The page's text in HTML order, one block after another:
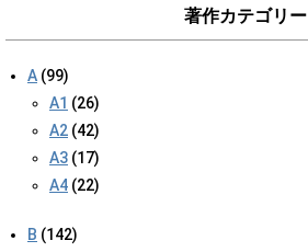
著作カテゴリー
A (99)
A1 (26)
A2 (42)
A3 (17)
A4 (22)
B (142)